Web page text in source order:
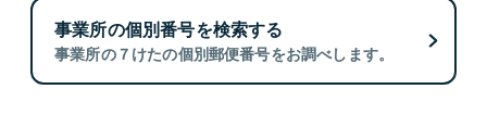
事業所の個別番号を検索する
事業所の７けたの個別郵便番号をお調べします。